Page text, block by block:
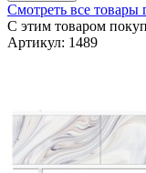
Смотреть все товары
С этим товаром
Артикул: 1489